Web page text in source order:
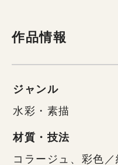
作品情報
ジャンル
水彩・素描
材質・技法
コラージュ、彩色／